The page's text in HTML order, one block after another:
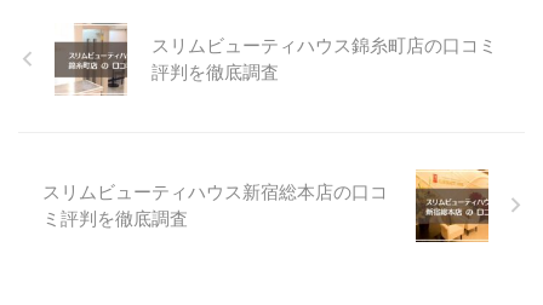
とも「別のエステにした方がいい
のか」気になっているのでは？一
言でいうと、通っても失敗しにく
との比較から、名古屋駅前店を評
価しました。 スリムビューティ
ハウス名古屋駅前店の評価 評価
伝えします。このページを読む
★4.7 住所愛知県名古屋市緑区南
大高2-450 イオンモール大高 2F
アクセスJR線 南大高駅すぐ 営業
スリムビューティハウス錦糸町店の口コミ
評判を徹底調査
スリムビューティハウス新宿総本店の口コ
ミ評判を徹底調査